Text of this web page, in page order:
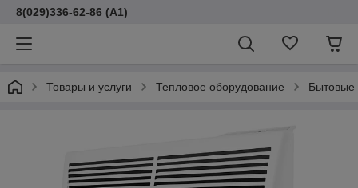
8(029)336-62-86 (A1)
Товары и услуги Тепловое оборудование Бытовые